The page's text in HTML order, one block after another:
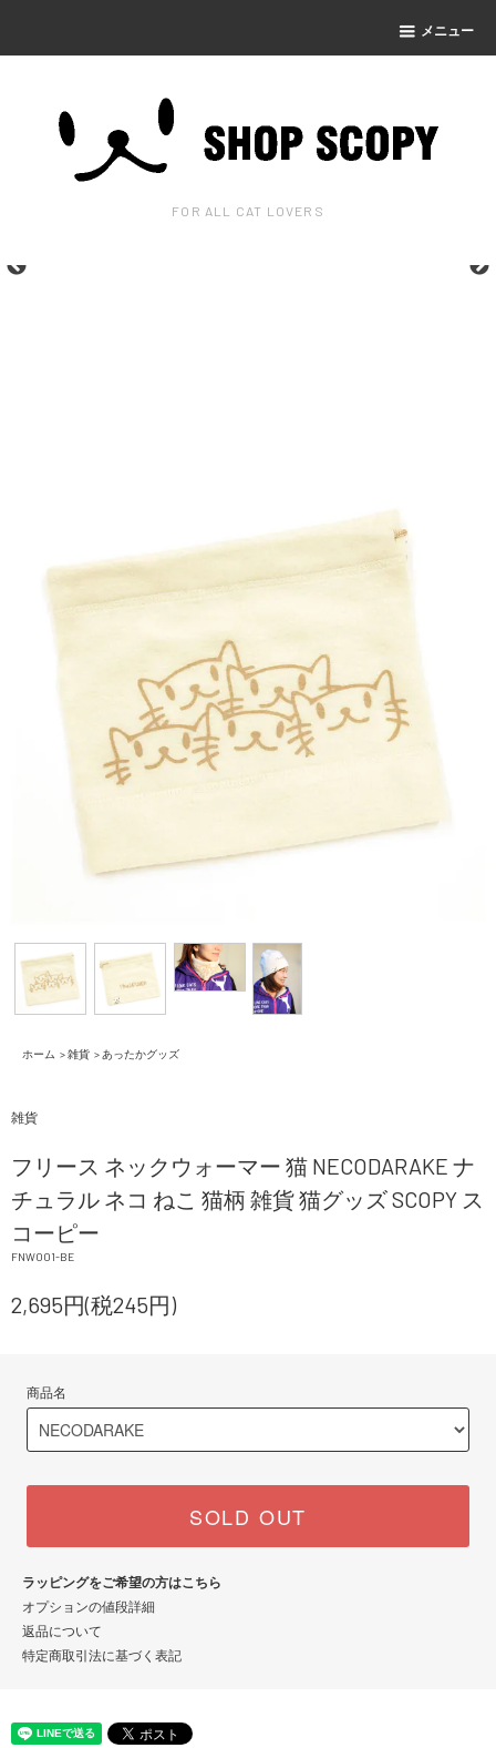
メニュー
FOR ALL CAT LOVERS
ホーム >雑貨 > あったかグッズ
雑貨
フリース ネックウォーマー 猫 NECODARAKE ナ
チュラル ネコ ねこ 猫柄 雑貨 猫グッズ SCOPY ス
コーピー
FNW001-BE
2,695円(税245円)
商品名
SOLD OUT
ラッピングをご希望の方はこちら
オプションの値段詳細
返品について
特定商取引法に基づく表記